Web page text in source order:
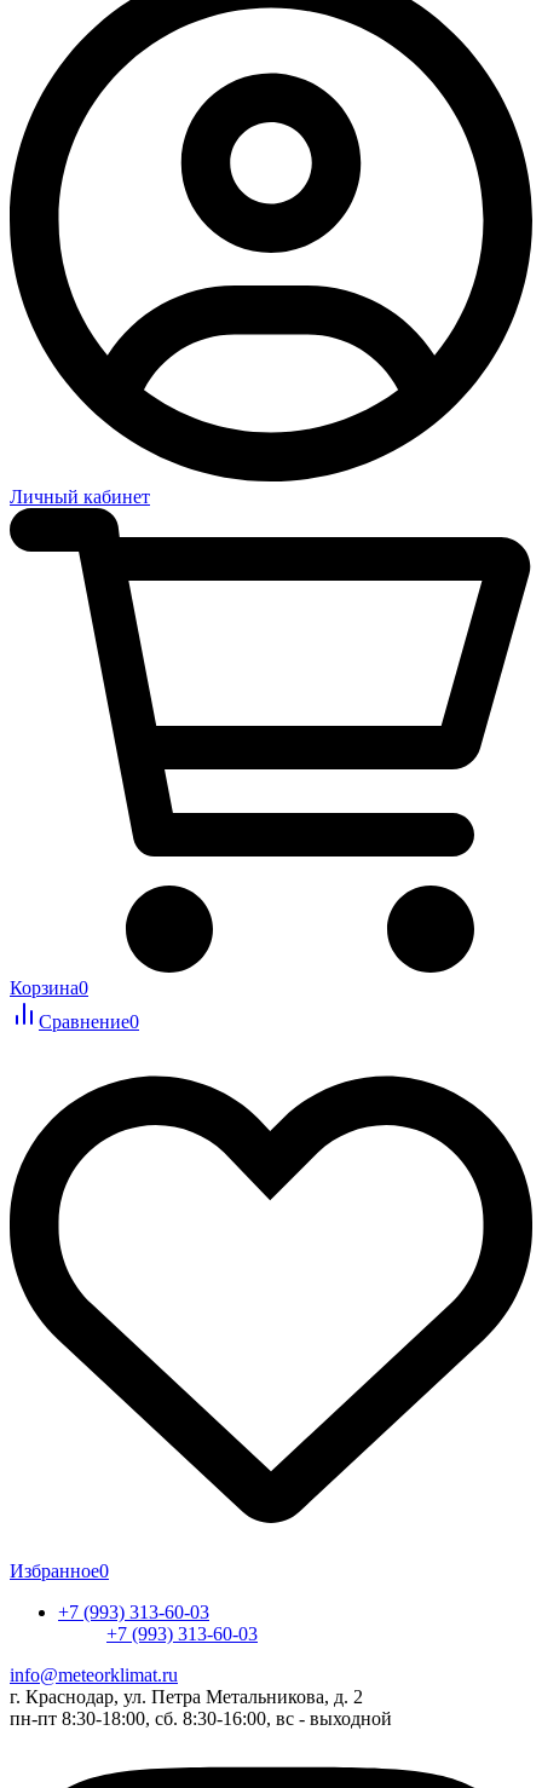
Личный кабинет
Корзина0
Сравнение0
Избранное0
+7 (993) 313-60-03
+7 (993) 313-60-03
info@meteorklimat.ru
г. Краснодар, ул. Петра Метальникова, д. 2
пн-пт 8:30-18:00, сб. 8:30-16:00, вс - выходной